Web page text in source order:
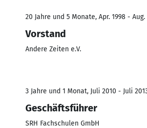
20 Jahre und 5 Monate, Apr. 1998 - Aug.
Vorstand
Andere Zeiten e.V.
3 Jahre und 1 Monat, Juli 2010 - Juli
Geschäftsführer
SRH Fachschulen GmbH